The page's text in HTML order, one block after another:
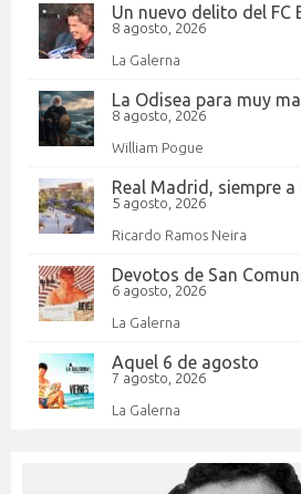
Un nuevo delito del FC
8 agosto, 2026
La Galerna
La Odisea para muy
8 agosto, 2026
William Pogue
Real Madrid, siempre
5 agosto, 2026
Ricardo Ramos Neira
Devotos de San
6 agosto, 2026
La Galerna
Aquel 6 de agosto
7 agosto, 2026
La Galerna